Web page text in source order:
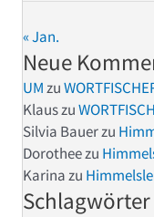
« Jan.
Neue
UMzu
Klauszu
Silvia Bauerzu
Dorotheezu
Karinazu
Schlagwörter